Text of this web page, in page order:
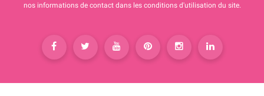
nos informations de contact dans les conditions d'utilisation du site.